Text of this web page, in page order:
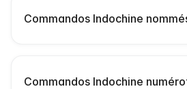
Commandos Indochine
Commandos Indochine